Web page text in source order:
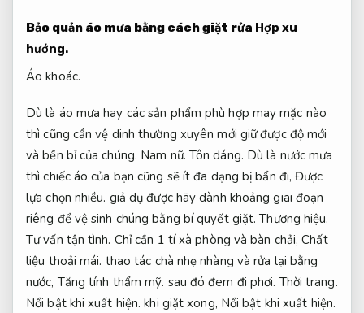
Bảo quản áo mưa bằng cách giặt rửa Hợp xu
hướng.
Áo khoác.
Dù là áo mưa hay các sản phẩm phù hợp may mặc nào
thì cũng cần vệ dinh thường xuyên mới giữ được độ mới
và bền bỉ của chúng. Nam nữ. Tôn dáng. Dù là nước mưa
thì chiếc áo của bạn cũng sẽ ít đa dạng bị bẩn đi,Được
lựa chọn nhiều. giả dụ được hãy dành khoảng giai đoạn
riêng để vệ sinh chúng bằng bí quyết giặt.Thương hiệu.
Tư vấn tận tình. Chỉ cần 1 tí xà phòng và bàn chải,Chất
liệu thoải mái. thao tác chà nhẹ nhàng và rửa lại bằng
nước, Tăng tính thẩm mỹ. sau đó đem đi phơi. Thời trang.
Nổi bật khi xuất hiện. khi giặt xong, Nổi bật khi xuất hiện.